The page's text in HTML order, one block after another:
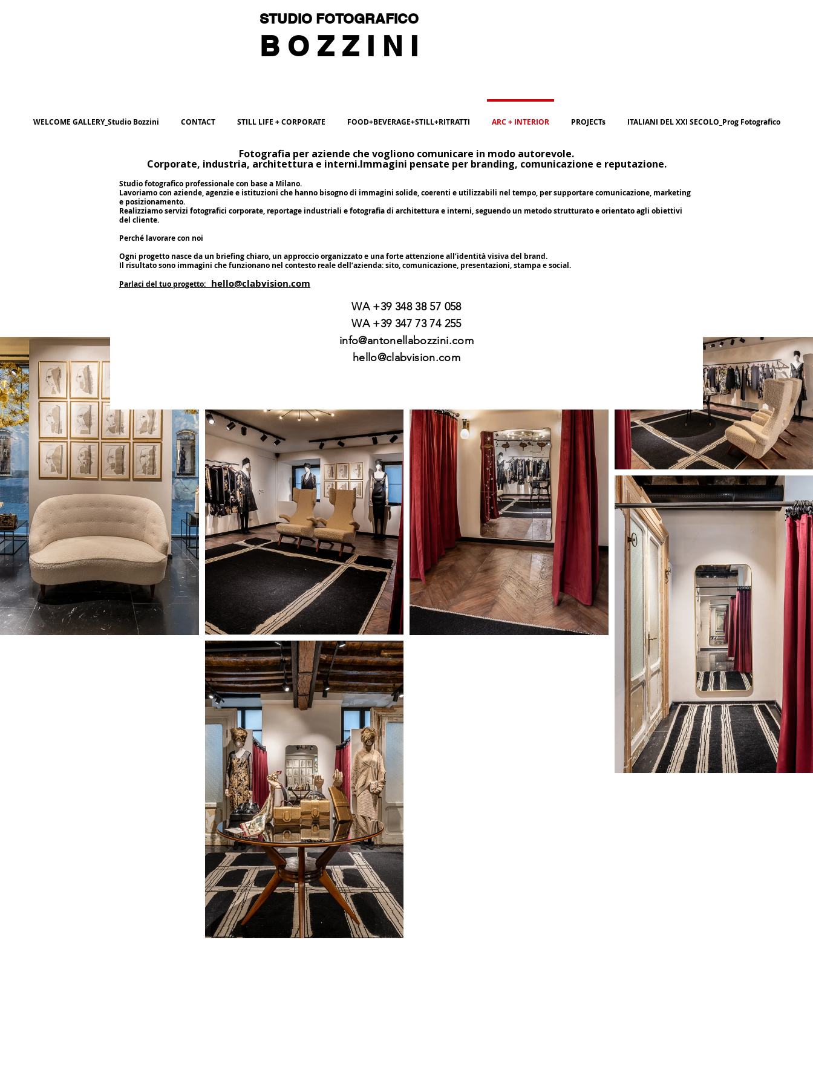
STUDIO FOTOGRAFICO
B O Z Z I N I
WELCOME GALLERY_Studio Bozzini CONTACT STILL LIFE + CORPORATE FOOD+BEVERAGE+STILL+RITRATTI ARC + INTERIOR PROJECTs ITALIANI DEL XXI SECOLO_Prog Fotografico
Fotografia per aziende che vogliono comunicare in modo autorevole.
Corporate, industria, architettura e interni.Immagini pensate per branding, comunicazione e reputazione.
Studio fotografico professionale con base a Milano.
Lavoriamo con aziende, agenzie e istituzioni che hanno bisogno di immagini solide, coerenti e utilizzabili nel tempo, per supportare comunicazione, marketing
e posizionamento.
Realizziamo servizi fotografici corporate, reportage industriali e fotografia di architettura e interni, seguendo un metodo strutturato e orientato agli obiettivi
del cliente.
Perché lavorare con noi
Ogni progetto nasce da un briefing chiaro, un approccio organizzato e una forte attenzione all’identità visiva del brand.
Il risultato sono immagini che funzionano nel contesto reale dell’azienda: sito, comunicazione, presentazioni, stampa e social.
Parlaci del tuo progetto: hello@clabvision.com
WA +39 348 38 57 058
WA +39 347 73 74 255
info@antonellabozzini.com
hello@clabvision.com